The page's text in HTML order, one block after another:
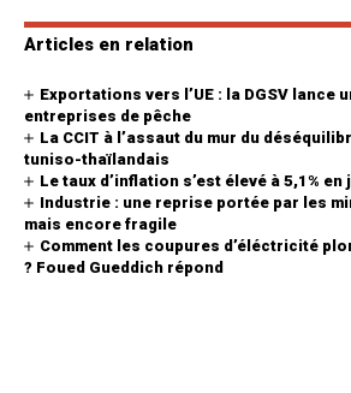
Articles en relation
Exportations vers l’UE : la DGSV lance
entreprises de pêche
La CCIT à l’assaut du mur du
tuniso-thaïlandais
Le taux d’inflation s’est élevé à 5,1%
Industrie : une reprise portée par les
mais encore fragile
Comment les coupures d’éléctricité
? Foued Gueddich répond